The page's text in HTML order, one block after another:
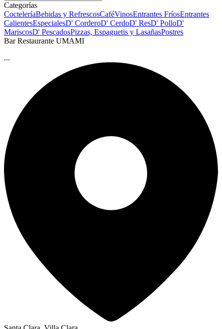
Categorías
CocteleríaBebidas y RefrescosCaféVinosEntrantes FríosEntrantes
CalientesEspecialesD' CorderoD' CerdoD' ResD' PolloD'
MariscosD' PescadosPizzas, Espaguetis y LasañasPostres
Bar Restaurante UMAMI
...